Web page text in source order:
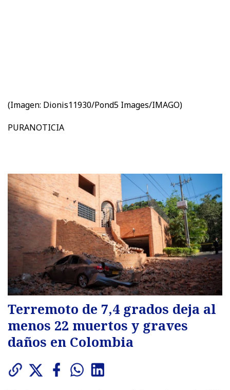
(Imagen: Dionis11930/Pond5 Images/IMAGO)
PURANOTICIA
Terremoto de 7,4 grados deja al
menos 22 muertos y graves
daños en Colombia